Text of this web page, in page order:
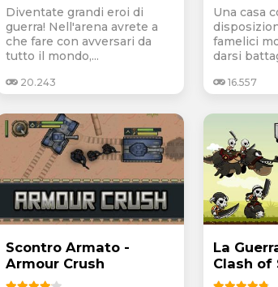
Diventate grandi eroi di
guerra! Nell'arena avrete a
che fare con avversari da
tutto il mondo,...
20.243
Una casa
famelici
darsi
16.557
Scontro Armato -
Armour Crush
La
Clash of